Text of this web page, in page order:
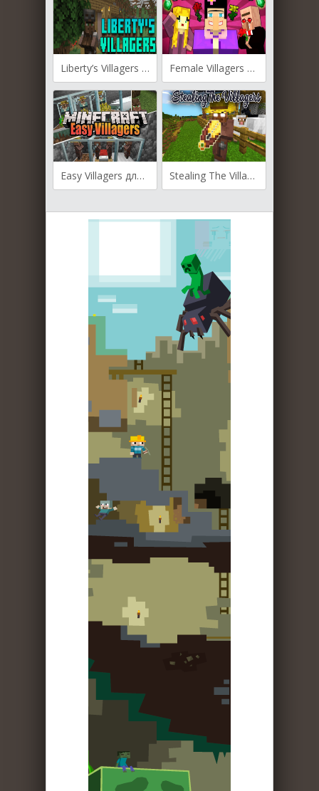
Liberty’s Villagers для Майнкрафт [1.20.2, 1.20.1, 1.19.4] Female Villagers для Майнкрафт [1.19.3, 1.19.2, 1.18.2]
Easy Villagers для Майнкрафт [1.19.4, 1.19.3, 1.19.2] Stealing The Villagers для Майнкрафт [1.19.4, 1.19.3, 1.19.2]